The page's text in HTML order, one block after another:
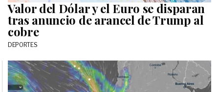
Valor del Dólar y el Euro se disparan
tras anuncio de arancel de Trump al
cobre
DEPORTES